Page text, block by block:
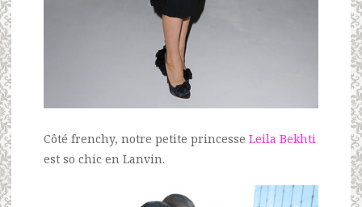
Côté frenchy, notre petite princesse Leila Bekhti
est so chic en Lanvin.